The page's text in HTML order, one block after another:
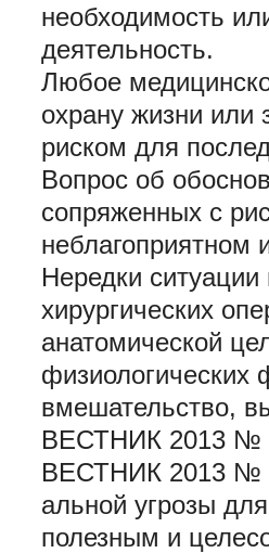
необходимость
деятельность.
Любое
охрану жизни или
риском для
Вопрос об
сопряженных с
неблагоприятном
Нередки
хирургических
анатомической
физиологических
вмешательство,
ВЕСТНИК 2013 №
ВЕСТНИК 2013 №
альной угрозы
полезным и